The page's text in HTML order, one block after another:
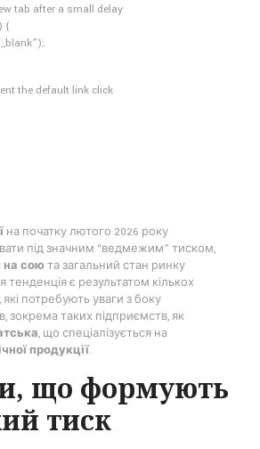
tab after a small delay
{
the default link click
на початку лютого 2026 року
під значним “ведмежим” тиском,
на сою та загальний стан ринку
тенденція є результатом кількох
потребують уваги з боку
зокрема таких підприємств, як
, що спеціалізується на
продукції.
що формують
тиск